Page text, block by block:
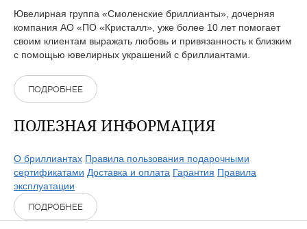
Ювелирная группа «Смоленские бриллианты», дочерняя
компания АО «ПО «Кристалл», уже более 10 лет помогает
своим клиентам выражать любовь и привязанность к близким
с помощью ювелирных украшений с бриллиантами.
ПОДРОБНЕЕ
ПОЛЕЗНАЯ ИНФОРМАЦИЯ
О бриллиантах Правила пользования подарочными
сертификатами Доставка и оплата Гарантия Правила
эксплуатации
ПОДРОБНЕЕ